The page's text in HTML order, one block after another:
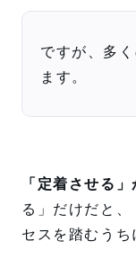
ですが、多
ます。
「定着させる
る」だけだと
セスを踏むうち